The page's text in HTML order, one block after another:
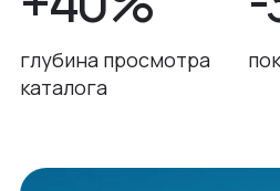
глубина просмотра
каталога